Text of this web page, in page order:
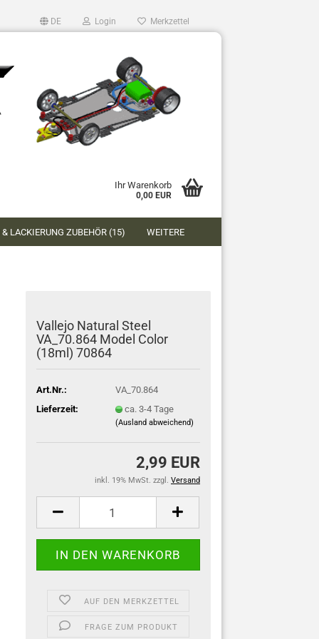
DE Login Merkzettel
Ihr Warenkorb
0,00 EUR
LACKIERUNG ZUBEHÖR (15) WEITERE
Vallejo Natural Steel
VA_70.864 Model Color
(18ml) 70864
Art.Nr.:
VA_70.864
Lieferzeit:
ca. 3-4 Tage
(Ausland abweichend)
2,99 EUR
inkl. 19% MwSt. zzgl. Versand
AUF DEN MERKZETTEL
FRAGE ZUM PRODUKT